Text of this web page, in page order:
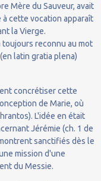
Mère du Sauveur, avait
cette vocation apparaît
la Vierge.
toujours reconnu au mot
latin gratia plena)
concrétiser cette
de Marie, où
L'idée en était
Jérémie (ch. 1 de
sanctifiés dès le
mission d'une
du Messie.